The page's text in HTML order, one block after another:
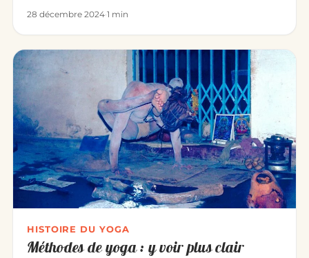
28 décembre 2024·1 min
HISTOIRE DU YOGA
Méthodes de yoga : y voir plus clair